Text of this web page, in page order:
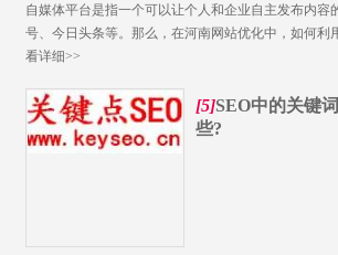
自媒体平台​是指一个可以让个人和企业自主发布内容
号、今日头条等。那么，在河南网站优化中，如何利
看详细>>
[5]SEO中的关键
些?